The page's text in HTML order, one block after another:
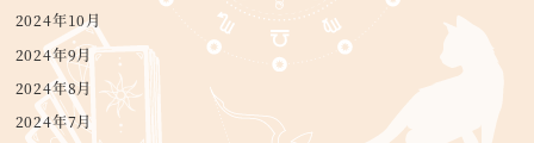
2024年10月
2024年9月
2024年8月
2024年7月